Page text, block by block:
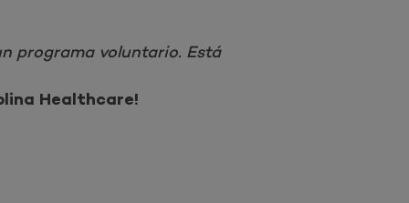
programa voluntario. Está
Healthcare!